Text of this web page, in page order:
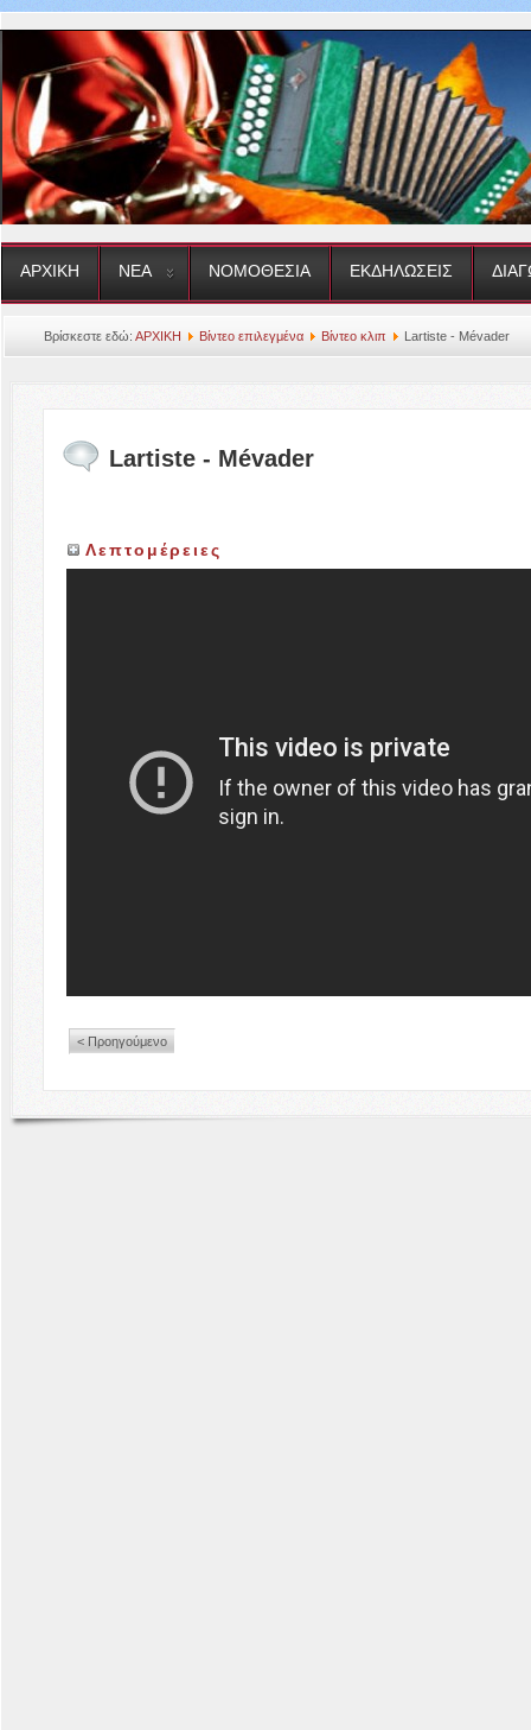
ΑΡΧΙΚΗ ΝΕΑ ΝΟΜΟΘΕΣΙΑ ΕΚΔΗΛΩΣΕΙΣ
Βρίσκεστε εδώ:ΑΡΧΙΚΗ Βίντεο επιλεγμένα Βίντεο κλιπ Lartiste - Mévader
Lartiste - Mévader
Λεπτομέρειες
< Προηγούμενο